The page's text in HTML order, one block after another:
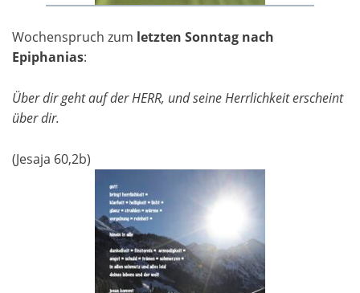
Wochenspruch zum letzten Sonntag nach
Epiphanias:
Über dir geht auf der HERR, und seine Herrlichkeit erscheint
über dir.
(Jesaja 60,2b)